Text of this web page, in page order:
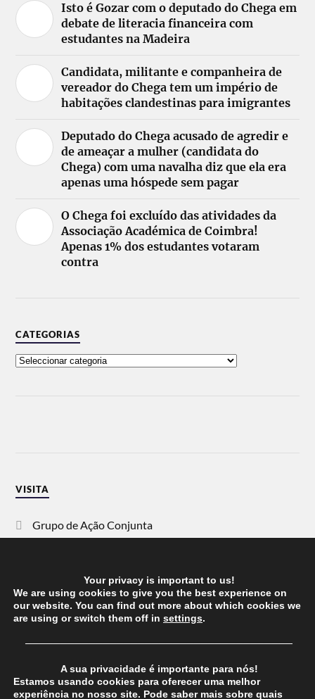
Isto é Gozar com o deputado do Chega em
debate de literacia financeira com
estudantes na Madeira
Candidata, militante e companheira de
vereador do Chega tem um império de
habitações clandestinas para imigrantes
Deputado do Chega acusado de agredir e
de ameaçar a mulher (candidata do
Chega) com uma navalha diz que ela era
apenas uma hóspede sem pagar
O Chega foi excluído das atividades da
Associação Académica de Coimbra!
Apenas 1% dos estudantes votaram
contra
CATEGORIAS
VISITA
Grupo de Ação Conjunta
Vida Justa
dezanove
Your privacy is important to us!
We are using cookies to give you the best experience on
our website. You can find out more about which cookies we
are using or switch them off in settings.
──────────────────────────────────────
A sua privacidade é importante para nós!
Estamos usando cookies para oferecer uma melhor
experiência no nosso site. Pode saber mais sobre quais